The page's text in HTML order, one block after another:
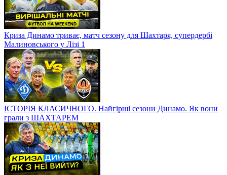
Криза Динамо триває, матч сезону для Шахтаря, супердербі
Малиновського у Лізі 1
ІСТОРІЯ КЛАСИЧНОГО. Найгірші сезони Динамо. Як вони
грали з ШАХТАРЕМ